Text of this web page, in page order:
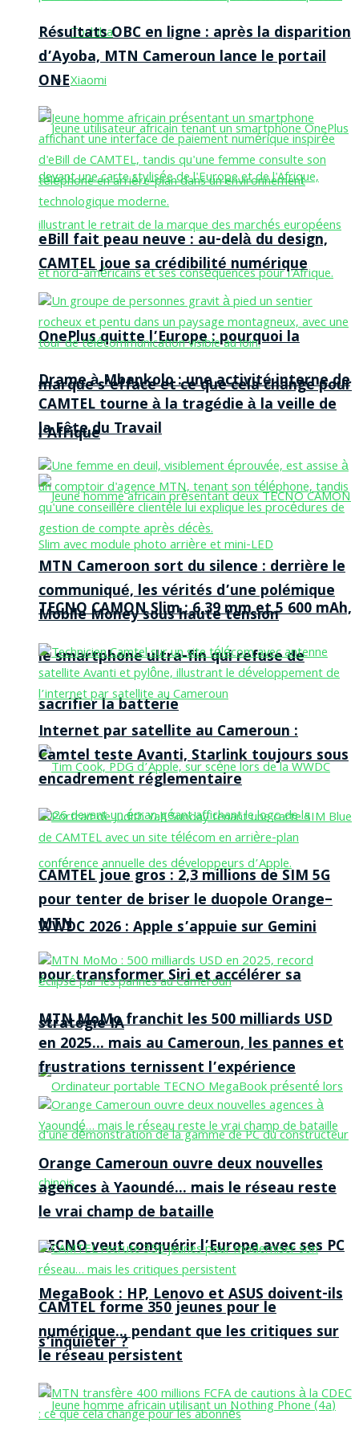
Toshiba
Xiaomi
OnePlus quitte l’Europe : pourquoi la
marque s’efface et ce que cela change pour
l’Afrique
TECNO CAMON Slim : 6,39 mm et 5 600 mAh,
le smartphone ultra-fin qui refuse de
sacrifier la batterie
WWDC 2026 : Apple s’appuie sur Gemini
pour transformer Siri et accélérer sa
stratégie IA
TECNO veut conquérir l’Europe avec ses PC
MegaBook : HP, Lenovo et ASUS doivent-ils
s’inquiéter ?
Résultats OBC en ligne : après la disparition
d’Ayoba, MTN Cameroun lance le portail
ONE
eBill fait peau neuve : au-delà du design,
CAMTEL joue sa crédibilité numérique
Drame à Mbankolo : une activité interne de
CAMTEL tourne à la tragédie à la veille de
la Fête du Travail
MTN Cameroon sort du silence : derrière le
communiqué, les vérités d’une polémique
Mobile Money sous haute tension
Internet par satellite au Cameroun :
Camtel teste Avanti, Starlink toujours sous
encadrement réglementaire
CAMTEL joue gros : 2,3 millions de SIM 5G
pour tenter de briser le duopole Orange–
MTN
MTN MoMo franchit les 500 milliards USD
en 2025… mais au Cameroun, les pannes et
frustrations ternissent l’expérience
Orange Cameroun ouvre deux nouvelles
agences à Yaoundé… mais le réseau reste
le vrai champ de bataille
CAMTEL forme 350 jeunes pour le
numérique… pendant que les critiques sur
le réseau persistent